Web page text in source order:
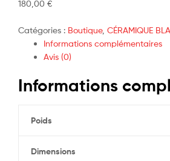
180,00 €
Catégories : Boutique, CÉRAMIQUE
Informations complémentaires
Avis (0)
Informations
Poids
Dimensions